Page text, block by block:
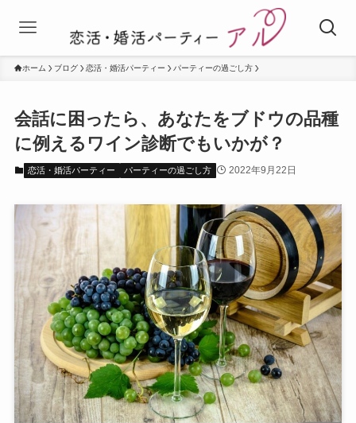
ホーム ブログ 恋活・婚活パーティー パーティーの過ごし方
会話に困ったら、あなたをブドウの品種
に例えるワイン診断でもいかが？
恋活・婚活パーティー パーティーの過ごし方 2022年9月22日